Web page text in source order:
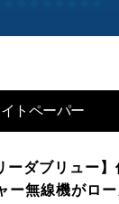
トペーパー
ーダブリュー
ー無線機がロ